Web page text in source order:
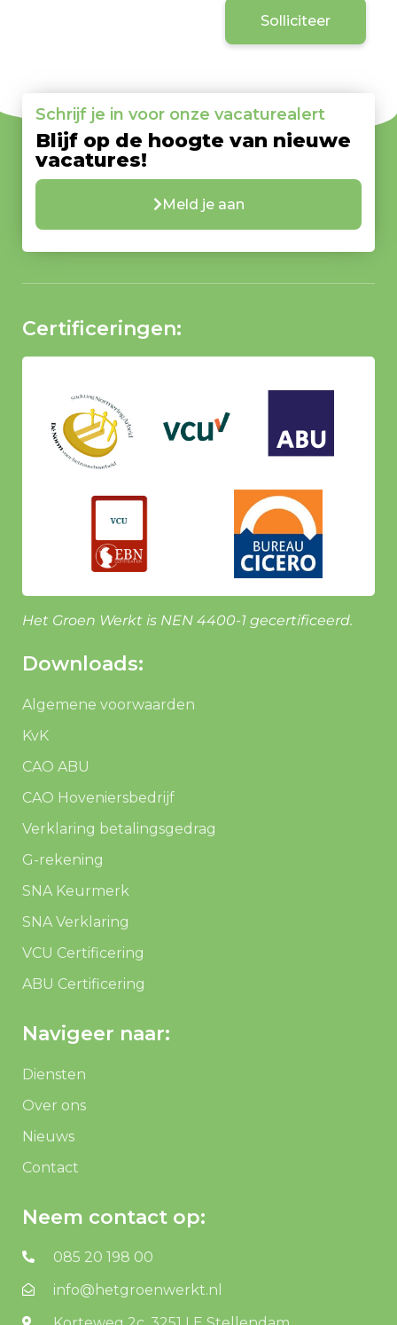
Solliciteer
Schrijf je in voor onze vacaturealert
Blijf op de hoogte van nieuwe
vacatures!
Meld je aan
Certificeringen:
Het Groen Werkt is NEN 4400-1 gecertificeerd.
Downloads:
Algemene voorwaarden
KvK
CAO ABU
CAO Hoveniersbedrijf
Verklaring betalingsgedrag
G-rekening
SNA Keurmerk
SNA Verklaring
VCU Certificering
ABU Certificering
Navigeer naar:
Diensten
Over ons
Nieuws
Contact
Neem contact op:
085 20 198 00
info@hetgroenwerkt.nl